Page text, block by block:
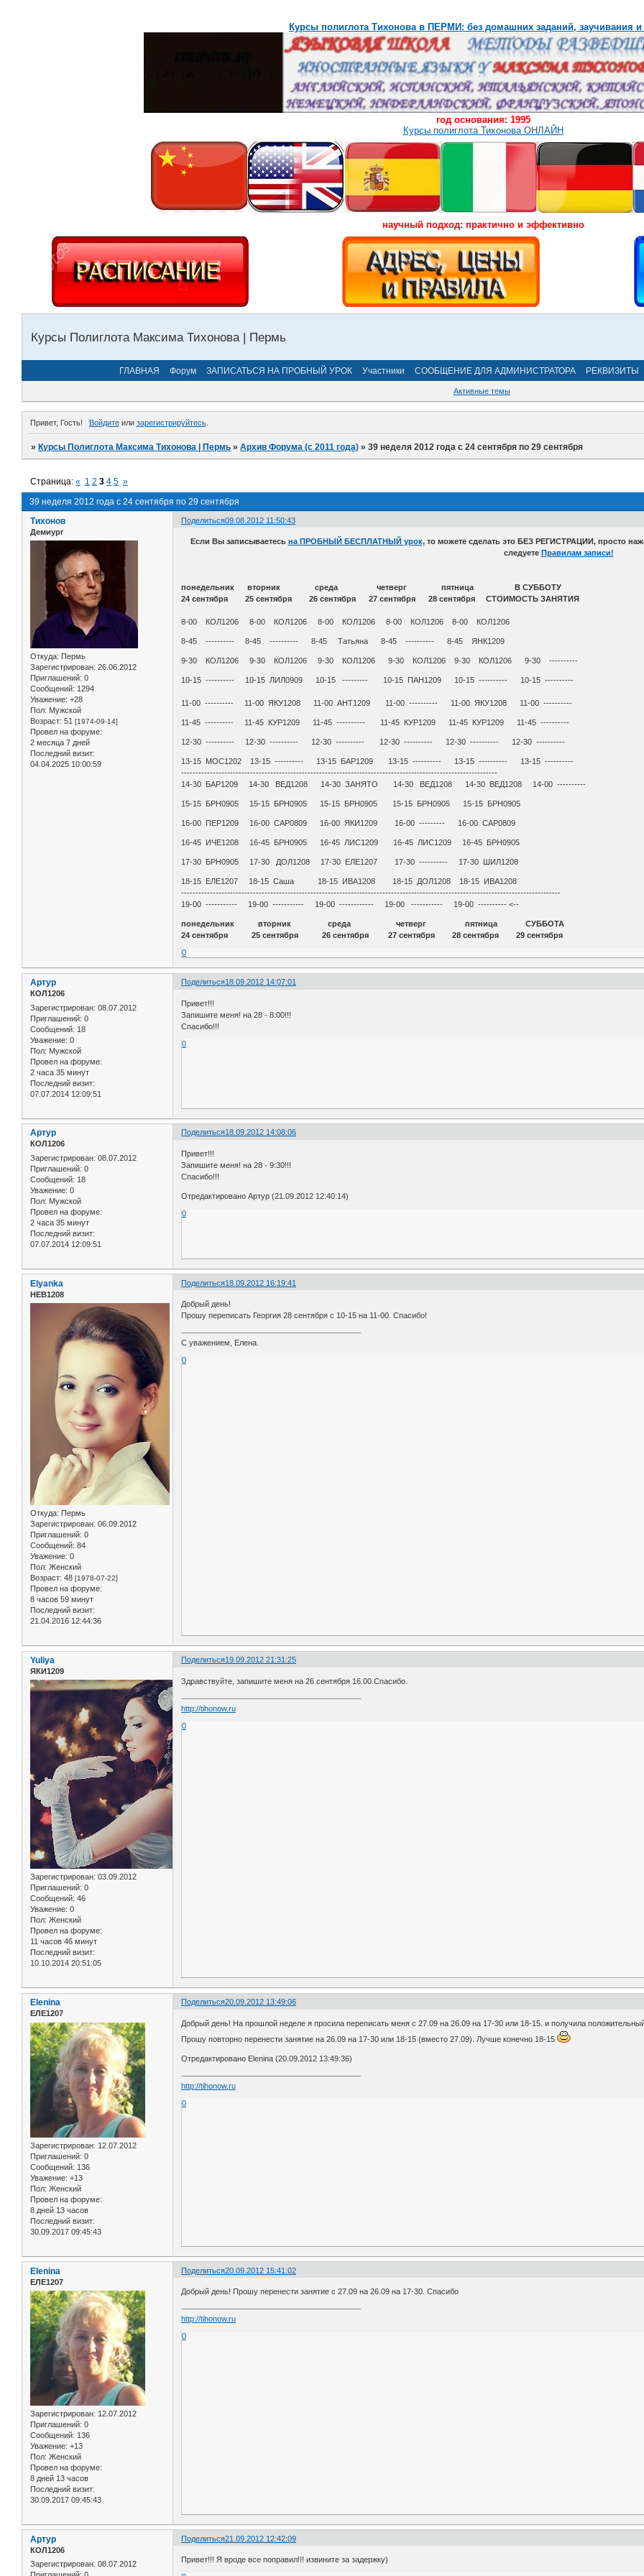
Курсы полиглота Тихонова в ПЕРМИ: без домашних заданий, заучивания и
год основания: 1995
Курсы полиглота Тихонова ОНЛАЙН
научный подход: практично и эффективно
Курсы Полиглота Максима Тихонова | Пермь
ГЛАВНАЯ Форум ЗАПИСАТЬСЯ НА ПРОБНЫЙ УРОК Участники СООБЩЕНИЕ ДЛЯ АДМИНИСТРАТОРА РЕКВИЗИТЫ
Активные темы
Привет, Гость! Войдитеили зарегистрируйтесь.
»Курсы Полиглота Максима Тихонова | Пермь »Архив Форума (с 2011 года) »39 неделя 2012 года с 24 сентября по 29 сентября
39 неделя 2012 года с 24 сентября по 29 сентября
Страница:« 1 2 3 4 5 »
Поделиться09.08.2012 11:50:43
Тихонов
Демиург
Откуда: Пермь
Зарегистрирован: 26.06.2012
Приглашений: 0
Сообщений: 1294
Уважение: +28
Пол: Мужской
Возраст: 51 [1974-09-14]
Провел на форуме:
2 месяца 7 дней
Последний визит:
04.04.2025 10:00:59
Если Вы записываетесь на ПРОБНЫЙ БЕСПЛАТНЫЙ урок,то можете сделать это БЕЗ РЕГИСТРАЦИИ, просто
следуете Правилам записи!
понедельник вторник среда четверг пятница В СУББОТУ
24 сентября 25 сентября 26 сентября 27 сентября 28 сентября СТОИМОСТЬ ЗАНЯТИЯ
8-00 КОЛ1206 8-00 КОЛ1206 8-00 КОЛ1206 8-00 КОЛ1206 8-00 КОЛ1206
8-45 ---------- 8-45 ---------- 8-45 Татьяна 8-45 ---------- 8-45 ЯНК1209
9-30 КОЛ1206 9-30 КОЛ1206 9-30 КОЛ1206 9-30 КОЛ1206 9-30 КОЛ1206 9-30 ----------
10-15 ---------- 10-15 ЛИЛ0909 10-15 --------- 10-15 ПАН1209 10-15 ---------- 10-15 ----------
11-00 ---------- 11-00 ЯКУ1208 11-00 АНТ1209 11-00 ---------- 11-00 ЯКУ1208 11-00 ----------
11-45 ---------- 11-45 КУР1209 11-45 ---------- 11-45 КУР1209 11-45 КУР1209 11-45 ----------
12-30 ---------- 12-30 ---------- 12-30 ---------- 12-30 ---------- 12-30 ---------- 12-30 ----------
13-15 МОС1202 13-15 ---------- 13-15 БАР1209 13-15 ---------- 13-15 ---------- 13-15 ----------
--------------------------------------------------------------------------------------------------------------
14-30 БАР1209 14-30 ВЕД1208 14-30 ЗАНЯТО 14-30 ВЕД1208 14-30 ВЕД1208 14-00 ----------
15-15 БРН0905 15-15 БРН0905 15-15 БРН0905 15-15 БРН0905 15-15 БРН0905
16-00 ПЕР1209 16-00 САР0809 16-00 ЯКИ1209 16-00 --------- 16-00 САР0809
16-45 ИЧЕ1208 16-45 БРН0905 16-45 ЛИС1209 16-45 ЛИС1209 16-45 БРН0905
17-30 БРН0905 17-30 ДОЛ1208 17-30 ЕЛЕ1207 17-30 ---------- 17-30 ШИЛ1208
18-15 ЕЛЕ1207 18-15 Саша 18-15 ИВА1208 18-15 ДОЛ1208 18-15 ИВА1208
------------------------------------------------------------------------------------------------------------------------------------
19-00 ----------- 19-00 ----------- 19-00 ------------ 19-00 ----------- 19-00 ---------- <--
понедельник вторник среда четверг пятница СУББОТА
24 сентября 25 сентября 26 сентября 27 сентября 28 сентября 29 сентября
0
Поделиться18.09.2012 14:07:01
Артур
КОЛ1206
Зарегистрирован: 08.07.2012
Приглашений: 0
Сообщений: 18
Уважение: 0
Пол: Мужской
Провел на форуме:
2 часа 35 минут
Последний визит:
07.07.2014 12:09:51
Привет!!!
Запишите меня! на 28 - 8:00!!!
Спасибо!!!
0
Поделиться18.09.2012 14:08:06
Артур
КОЛ1206
Зарегистрирован: 08.07.2012
Приглашений: 0
Сообщений: 18
Уважение: 0
Пол: Мужской
Провел на форуме:
2 часа 35 минут
Последний визит:
07.07.2014 12:09:51
Привет!!!
Запишите меня! на 28 - 9:30!!!
Спасибо!!!
Отредактировано Артур (21.09.2012 12:40:14)
0
Поделиться18.09.2012 16:19:41
Elyanka
НЕВ1208
Откуда: Пермь
Зарегистрирован: 06.09.2012
Приглашений: 0
Сообщений: 84
Уважение: 0
Пол: Женский
Возраст: 48 [1978-07-22]
Провел на форуме:
8 часов 59 минут
Последний визит:
21.04.2016 12:44:36
Добрый день!
Прошу переписать Георгия 28 сентября с 10-15 на 11-00. Спасибо!
С уважением, Елена.
0
Поделиться19.09.2012 21:31:25
Yuliya
ЯКИ1209
Зарегистрирован: 03.09.2012
Приглашений: 0
Сообщений: 46
Уважение: 0
Пол: Женский
Провел на форуме:
11 часов 46 минут
Последний визит:
10.10.2014 20:51:05
Здравствуйте, запишите меня на 26 сентября 16.00.Спасибо.
http://tihonow.ru
0
Поделиться20.09.2012 13:49:06
Elenina
ЕЛЕ1207
Зарегистрирован: 12.07.2012
Приглашений: 0
Сообщений: 136
Уважение: +13
Пол: Женский
Провел на форуме:
8 дней 13 часов
Последний визит:
30.09.2017 09:45:43
Добрый день! На прошлой неделе я просила переписать меня с 27.09 на 26.09 на 17-30 или 18-15. и получила
Прошу повторно перенести занятие на 26.09 на 17-30 или 18-15 (вместо 27.09). Лучше конечно 18-15
Отредактировано Elenina (20.09.2012 13:49:36)
http://tihonow.ru
0
Поделиться20.09.2012 15:41:02
Elenina
ЕЛЕ1207
Зарегистрирован: 12.07.2012
Приглашений: 0
Сообщений: 136
Уважение: +13
Пол: Женский
Провел на форуме:
8 дней 13 часов
Последний визит:
30.09.2017 09:45:43
Добрый день! Прошу перенести занятие с 27.09 на 26.09 на 17-30. Спасибо
http://tihonow.ru
0
Поделиться21.09.2012 12:42:09
Артур
КОЛ1206
Зарегистрирован: 08.07.2012
Привет!!! Я вроде все поправил!!! извините за задержку)